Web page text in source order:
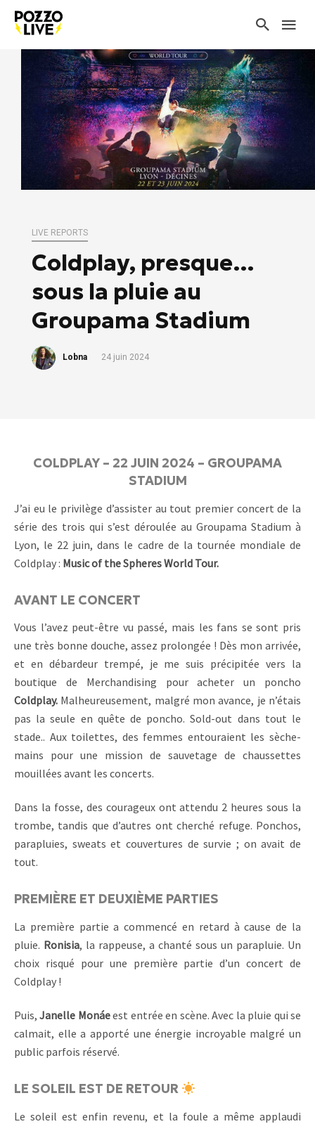
LIVE REPORTS
Coldplay, presque…
sous la pluie au
Groupama Stadium
Lobna 24 juin 2024
COLDPLAY – 22 JUIN 2024 – GROUPAMA
STADIUM
J’ai eu le privilège d’assister au tout premier concert de la
série des trois qui s’est déroulée au Groupama Stadium à
Lyon, le 22 juin, dans le cadre de la tournée mondiale de
Coldplay : Music of the Spheres World Tour.
AVANT LE CONCERT
Vous l’avez peut-être vu passé, mais les fans se sont pris
une très bonne douche, assez prolongée ! Dès mon arrivée,
et en débardeur trempé, je me suis précipitée vers la
boutique de Merchandising pour acheter un poncho
Coldplay. Malheureusement, malgré mon avance, je n’étais
pas la seule en quête de poncho. Sold-out dans tout le
stade.. Aux toilettes, des femmes entouraient les sèche-
mains pour une mission de sauvetage de chaussettes
mouillées avant les concerts.
Dans la fosse, des courageux ont attendu 2 heures sous la
trombe, tandis que d’autres ont cherché refuge. Ponchos,
parapluies, sweats et couvertures de survie ; on avait de
tout.
PREMIÈRE ET DEUXIÈME PARTIES
La première partie a commencé en retard à cause de la
pluie. Ronisia, la rappeuse, a chanté sous un parapluie. Un
choix risqué pour une première partie d’un concert de
Coldplay !
Puis,Janelle Monáeest entrée en scène. Avec la pluie qui se
calmait, elle a apporté une énergie incroyable malgré un
public parfois réservé.
LE SOLEIL EST DE RETOUR
Le soleil est enfin revenu, et la foule a même applaudi